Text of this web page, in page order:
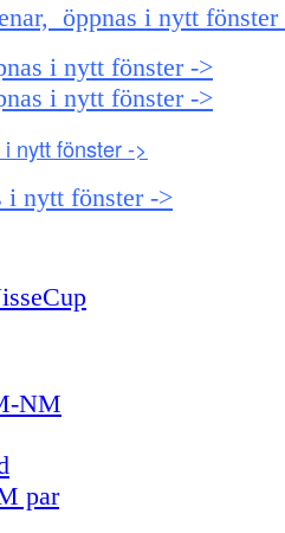
öppnas i nytt fönster
i nytt fönster ->
i nytt fönster ->
nytt fönster ->
i nytt fönster ->
NM
par